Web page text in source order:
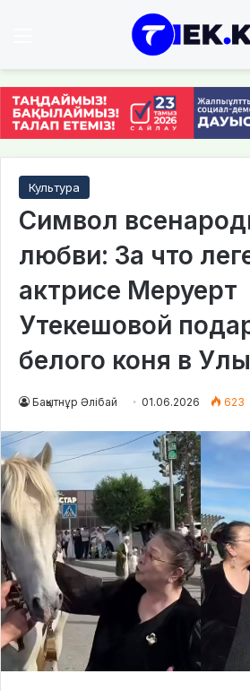
Культура
Символ
любви: За что
актрисе Меруерт
Утекешовой
белого коня в
Бақытнұр Әлібай 01.06.2026 623